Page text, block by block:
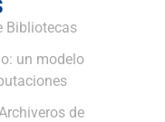
Bibliotecas
un modelo
de